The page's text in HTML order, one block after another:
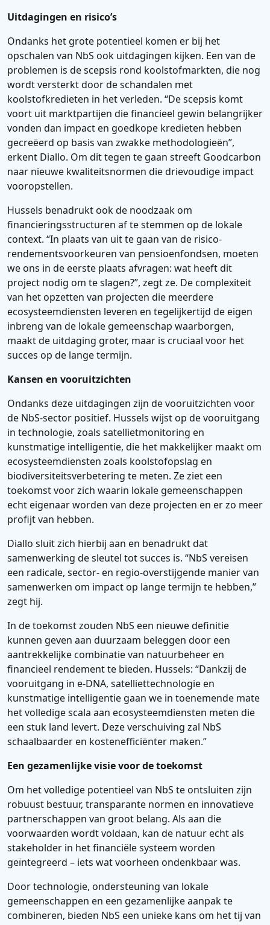
Uitdagingen en risico’s
Ondanks het grote potentieel komen er bij het
opschalen van NbS ook uitdagingen kijken. Een van de
problemen is de scepsis rond koolstofmarkten, die nog
wordt versterkt door de schandalen met
koolstofkredieten in het verleden. “De scepsis komt
voort uit marktpartijen die financieel gewin belangrijker
vonden dan impact en goedkope kredieten hebben
gecreëerd op basis van zwakke methodologieën”,
erkent Diallo. Om dit tegen te gaan streeft Goodcarbon
naar nieuwe kwaliteitsnormen die drievoudige impact
vooropstellen.
Hussels benadrukt ook de noodzaak om
financieringsstructuren af te stemmen op de lokale
context. “In plaats van uit te gaan van de risico-
rendementsvoorkeuren van pensioenfondsen, moeten
we ons in de eerste plaats afvragen: wat heeft dit
project nodig om te slagen?”, zegt ze. De complexiteit
van het opzetten van projecten die meerdere
ecosysteemdiensten leveren en tegelijkertijd de eigen
inbreng van de lokale gemeenschap waarborgen,
maakt de uitdaging groter, maar is cruciaal voor het
succes op de lange termijn.
Kansen en vooruitzichten
Ondanks deze uitdagingen zijn de vooruitzichten voor
de NbS-sector positief. Hussels wijst op de vooruitgang
in technologie, zoals satellietmonitoring en
kunstmatige intelligentie, die het makkelijker maakt om
ecosysteemdiensten zoals koolstofopslag en
biodiversiteitsverbetering te meten. Ze ziet een
toekomst voor zich waarin lokale gemeenschappen
echt eigenaar worden van deze projecten en er zo meer
profijt van hebben.
Diallo sluit zich hierbij aan en benadrukt dat
samenwerking de sleutel tot succes is. “NbS vereisen
een radicale, sector- en regio-overstijgende manier van
samenwerken om impact op lange termijn te hebben,”
zegt hij.
In de toekomst zouden NbS een nieuwe definitie
kunnen geven aan duurzaam beleggen door een
aantrekkelijke combinatie van natuurbeheer en
financieel rendement te bieden. Hussels: “Dankzij de
vooruitgang in e-DNA, satelliettechnologie en
kunstmatige intelligentie gaan we in toenemende mate
het volledige scala aan ecosysteemdiensten meten die
een stuk land levert. Deze verschuiving zal NbS
schaalbaarder en kostenefficiënter maken.”
Een gezamenlijke visie voor de toekomst
Om het volledige potentieel van NbS te ontsluiten zijn
robuust bestuur, transparante normen en innovatieve
partnerschappen van groot belang. Als aan die
voorwaarden wordt voldaan, kan de natuur echt als
stakeholder in het financiële systeem worden
geïntegreerd – iets wat voorheen ondenkbaar was.
Door technologie, ondersteuning van lokale
gemeenschappen en een gezamenlijke aanpak te
combineren, bieden NbS een unieke kans om het tij van